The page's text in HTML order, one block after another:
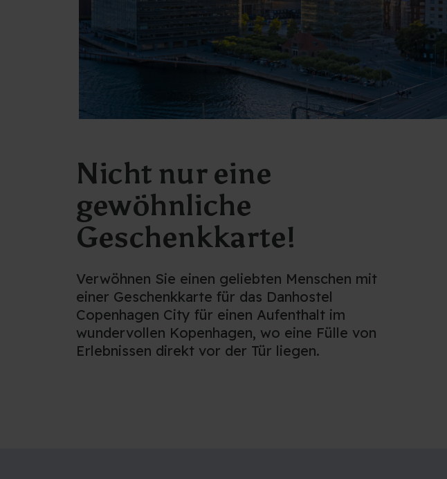
Nicht nur eine
gewöhnliche
Geschenkkarte!
Verwöhnen Sie einen geliebten Menschen mit
einer Geschenkkarte für das Danhostel
Copenhagen City für einen Aufenthalt im
wundervollen Kopenhagen, wo eine Fülle von
Erlebnissen direkt vor der Tür liegen.